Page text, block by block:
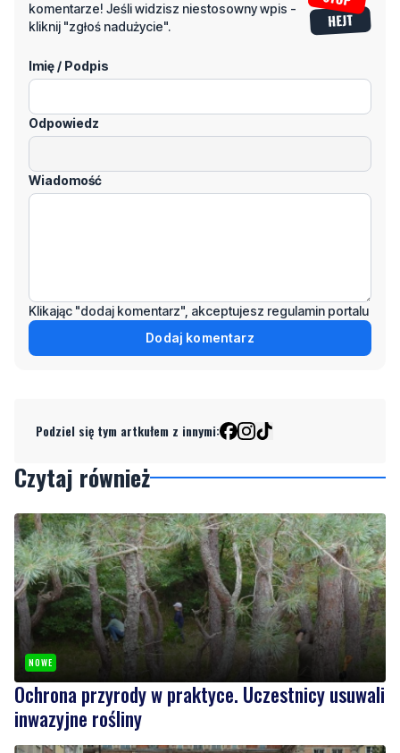
komentarze! Jeśli widzisz niestosowny wpis -
kliknij "zgłoś nadużycie".
Imię / Podpis
Odpowiedz
Wiadomość
Klikając "dodaj komentarz", akceptujesz regulamin portalu
Dodaj komentarz
Podziel się tym artkułem z innymi:
Czytaj również
NOWE
Ochrona przyrody w praktyce. Uczestnicy usuwali
inwazyjne rośliny